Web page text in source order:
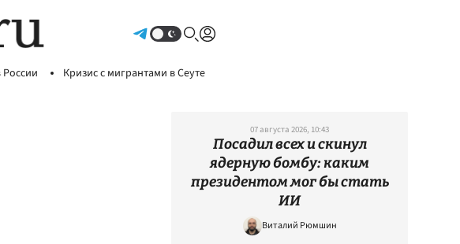
Кризис с мигрантами в Сеуте
07 августа 2026, 10:43
Посадил всех и скинул
ядерную бомбу: каким
президентом мог бы стать
ИИ
Виталий Рюмшин